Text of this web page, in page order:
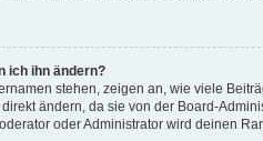
ich ihn ändern?
stehen, zeigen an, wie viele
ändern, da sie von der Board-
oder Administrator wird deinen